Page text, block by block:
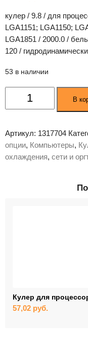
кулер / 9.8 / для
LGA1151; LGA1150;
LGA1851 / 2000.0 /
120 /
53 в наличии
Количество
товара
процессора
Cooling
В
Артикул: 1317704
опции, Компьютеры,
охлаждения, сети и
Кулер для
57,02 руб.